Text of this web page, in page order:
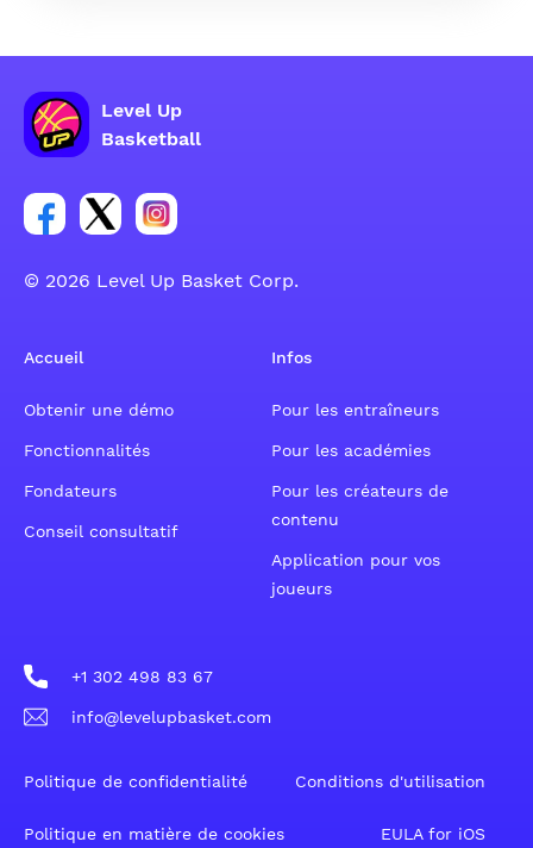
Level Up
Basketball
Lien vers le groupe du compte Facebook
Lien vers le groupe du compte Tweeter
Lien vers le groupe du compte Instagram
© 2026 Level Up Basket Corp.
Accueil
Obtenir une démo
Fonctionnalités
Fondateurs
Conseil consultatif
Infos
Pour les entraîneurs
Pour les académies
Pour les créateurs de
contenu
Application pour vos
joueurs
+1 302 498 83 67
info@levelupbasket.com
Politique de confidentialité Conditions d'utilisation
Politique en matière de cookies EULA for iOS